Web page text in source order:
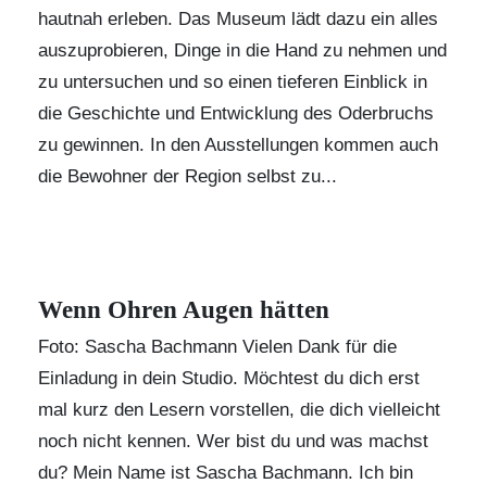
hautnah erleben. Das Museum lädt dazu ein alles
auszuprobieren, Dinge in die Hand zu nehmen und
zu untersuchen und so einen tieferen Einblick in
die Geschichte und Entwicklung des Oderbruchs
zu gewinnen. In den Ausstellungen kommen auch
die Bewohner der Region selbst zu...
Wenn Ohren Augen hätten
Foto: Sascha Bachmann Vielen Dank für die
Einladung in dein Studio. Möchtest du dich erst
mal kurz den Lesern vorstellen, die dich vielleicht
noch nicht kennen. Wer bist du und was machst
du? Mein Name ist Sascha Bachmann. Ich bin